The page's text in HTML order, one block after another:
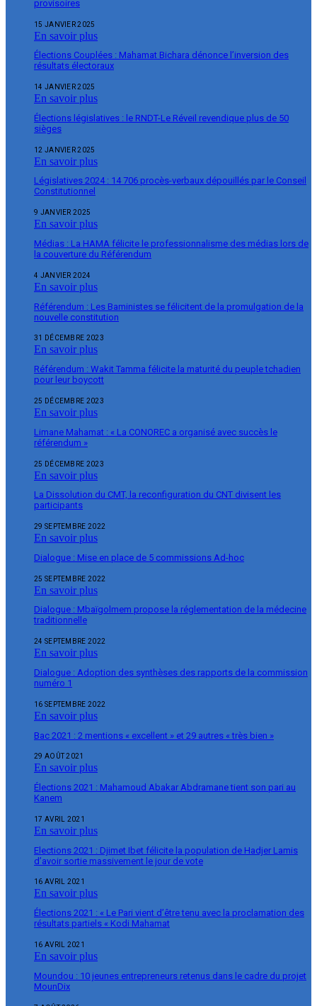
provisoires
15 JANVIER 2025
En savoir plus
Élections Couplées : Mahamat Bichara dénonce l’inversion des
résultats électoraux
14 JANVIER 2025
En savoir plus
Élections législatives : le RNDT-Le Réveil revendique plus de 50
sièges
12 JANVIER 2025
En savoir plus
Législatives 2024 : 14 706 procès-verbaux dépouillés par le Conseil
Constitutionnel
9 JANVIER 2025
En savoir plus
Médias : La HAMA félicite le professionnalisme des médias lors de
la couverture du Référendum
4 JANVIER 2024
En savoir plus
Référendum : Les Baministes se félicitent de la promulgation de la
nouvelle constitution
31 DÉCEMBRE 2023
En savoir plus
Référendum : Wakit Tamma félicite la maturité du peuple tchadien
pour leur boycott
25 DÉCEMBRE 2023
En savoir plus
Limane Mahamat : « La CONOREC a organisé avec succès le
référendum »
25 DÉCEMBRE 2023
En savoir plus
La Dissolution du CMT, la reconfiguration du CNT divisent les
participants
29 SEPTEMBRE 2022
En savoir plus
Dialogue : Mise en place de 5 commissions Ad-hoc
25 SEPTEMBRE 2022
En savoir plus
Dialogue : Mbaïgolmem propose la réglementation de la médecine
traditionnelle
24 SEPTEMBRE 2022
En savoir plus
Dialogue : Adoption des synthèses des rapports de la commission
numéro 1
16 SEPTEMBRE 2022
En savoir plus
Bac 2021 : 2 mentions « excellent » et 29 autres « très bien »
29 AOÛT 2021
En savoir plus
Élections 2021 : Mahamoud Abakar Abdramane tient son pari au
Kanem
17 AVRIL 2021
En savoir plus
Elections 2021 : Djimet Ibet félicite la population de Hadjer Lamis
d’avoir sortie massivement le jour de vote
16 AVRIL 2021
En savoir plus
Élections 2021 : « Le Pari vient d’être tenu avec la proclamation des
résultats partiels « Kodi Mahamat
16 AVRIL 2021
En savoir plus
Moundou : 10 jeunes entrepreneurs retenus dans le cadre du projet
MounDix